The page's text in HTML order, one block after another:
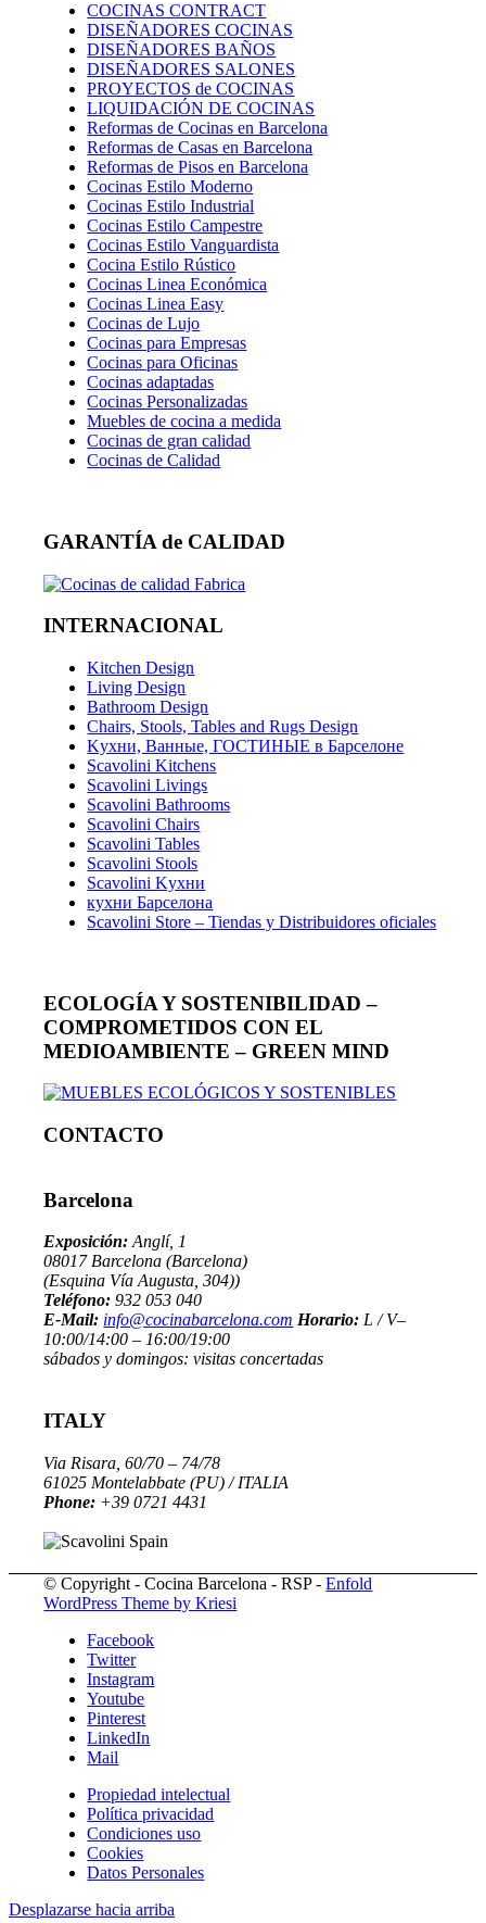
COCINAS CONTRACT
DISEÑADORES COCINAS
DISEÑADORES BAÑOS
DISEÑADORES SALONES
PROYECTOS de COCINAS
LIQUIDACIÓN DE COCINAS
Reformas de Cocinas en Barcelona
Reformas de Casas en Barcelona
Reformas de Pisos en Barcelona
Cocinas Estilo Moderno
Cocinas Estilo Industrial
Cocinas Estilo Campestre
Cocinas Estilo Vanguardista
Cocina Estilo Rústico
Cocinas Linea Económica
Cocinas Linea Easy
Cocinas de Lujo
Cocinas para Empresas
Cocinas para Oficinas
Cocinas adaptadas
Cocinas Personalizadas
Muebles de cocina a medida
Cocinas de gran calidad
Cocinas de Calidad
GARANTÍA de CALIDAD
INTERNACIONAL
Kitchen Design
Living Design
Bathroom Design
Chairs, Stools, Tables and Rugs Design
Kухни, Ванные, ГОСТИНЫЕ в Барселоне
Scavolini Kitchens
Scavolini Livings
Scavolini Bathrooms
Scavolini Chairs
Scavolini Tables
Scavolini Stools
Scavolini Kухни
кухни Барселона
Scavolini Store – Tiendas y Distribuidores oficiales
ECOLOGÍA Y SOSTENIBILIDAD –
COMPROMETIDOS CON EL
MEDIOAMBIENTE – GREEN MIND
CONTACTO
Barcelona
Exposición: Anglí, 1
08017 Barcelona (Barcelona)
(Esquina Vía Augusta, 304))
Teléfono: 932 053 040
E-Mail: info@cocinabarcelona.com Horario: L / V–
10:00/14:00 – 16:00/19:00
sábados y domingos: visitas concertadas
ITALY
Via Risara, 60/70 – 74/78
61025 Montelabbate (PU) / ITALIA
Phone: +39 0721 4431
© Copyright - Cocina Barcelona - RSP -Enfold
WordPress Theme by Kriesi
Facebook
Twitter
Instagram
Youtube
Pinterest
LinkedIn
Mail
Propiedad intelectual
Política privacidad
Condiciones uso
Cookies
Datos Personales
Desplazarse hacia arriba